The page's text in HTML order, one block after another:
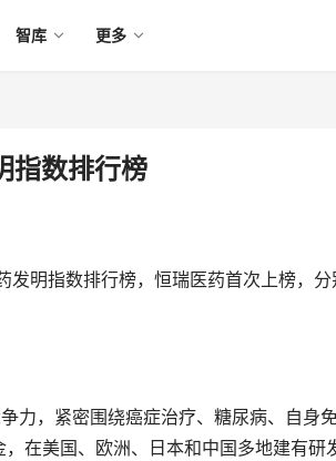
智库 更多
指数排行榜
明指数排行榜，恒瑞医药首次上榜，分
力，紧密围绕癌症治疗、糖尿病、自身
在美国、欧洲、日本和中国多地建有研